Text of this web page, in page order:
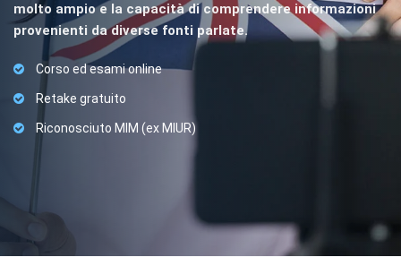
molto ampio e la capacità di comprendere informazioni
provenienti da diverse fonti parlate.
Corso ed esami online
Retake gratuito
Riconosciuto MIM (ex MIUR)